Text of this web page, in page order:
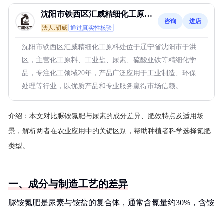
沈阳市铁西区汇威精细化工原料
处
法人:胡威 通过真实性核验
咨询 进店
沈阳市铁西区汇威精细化工原料处位于辽宁省沈阳市于洪
区，主营化工原料、工业盐、尿素、硫酸亚铁等精细化学
品，专注化工领域20年，产品广泛应用于工业制造、环保
处理等行业，以优质产品和专业服务赢得市场信赖。
介绍： 本文对比脲铵氮肥与尿素的成分差异、肥效特点及适用场
景，解析两者在农业应用中的关键区别，帮助种植者科学选择氮肥
类型。
一、成分与制造工艺的差异
脲铵氮肥是尿素与铵盐的复合体，通常含氮量约30%，含铵